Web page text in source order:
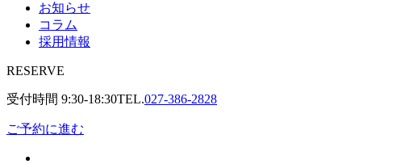
お知らせ
コラム
採用情報
RESERVE
受付時間 9:30-18:30TEL.027-386-2828
ご予約に進む